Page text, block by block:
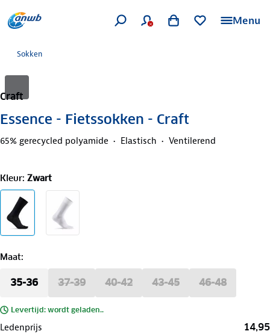
Menu
Sokken
Craft
Essence - Fietssokken - Craft
65% gerecycled polyamide Elastisch Ventilerend
Kleur: Zwart
Maat:
35-36 37-39 40-42 43-45 46-48
Levertijd: wordt geladen..
Ledenprijs 14,95